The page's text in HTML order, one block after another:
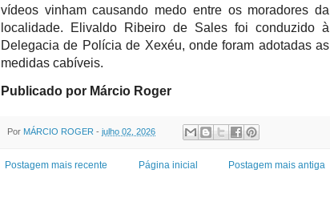
vídeos vinham causando medo entre os moradores da
localidade. Elivaldo Ribeiro de Sales foi conduzido à
Delegacia de Polícia de Xexéu, onde foram adotadas as
medidas cabíveis.
Publicado por Márcio Roger
Por MÁRCIO ROGER - julho 02, 2026
Postagem mais recente Postagem mais antiga
Página inicial